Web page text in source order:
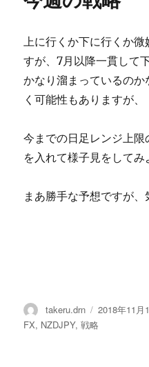
上に行くか下に行くか
すが、7月以降一貫して
かなり溜まっているの
く可能性もありますが、
今までの日足レンジ上
を入れて様子見をしてみ
まあ勝手な予想ですが、
投
稿
takeru.drn
投
稿
2018年11月
FX, NZDJPY,戦略